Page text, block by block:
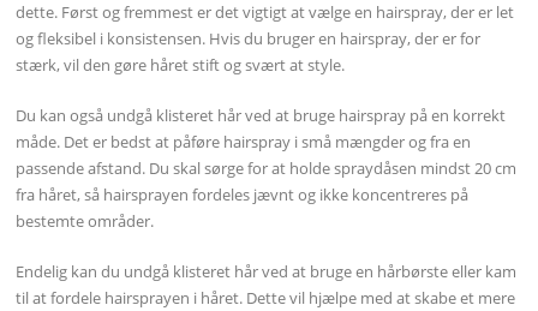
dette. Først og fremmest er det vigtigt at vælge en hairspray, der er let
og fleksibel i konsistensen. Hvis du bruger en hairspray, der er for
stærk, vil den gøre håret stift og svært at style.
Du kan også undgå klisteret hår ved at bruge hairspray på en korrekt
måde. Det er bedst at påføre hairspray i små mængder og fra en
passende afstand. Du skal sørge for at holde spraydåsen mindst 20 cm
fra håret, så hairsprayen fordeles jævnt og ikke koncentreres på
bestemte områder.
Endelig kan du undgå klisteret hår ved at bruge en hårbørste eller kam
til at fordele hairsprayen i håret. Dette vil hjælpe med at skabe et mere